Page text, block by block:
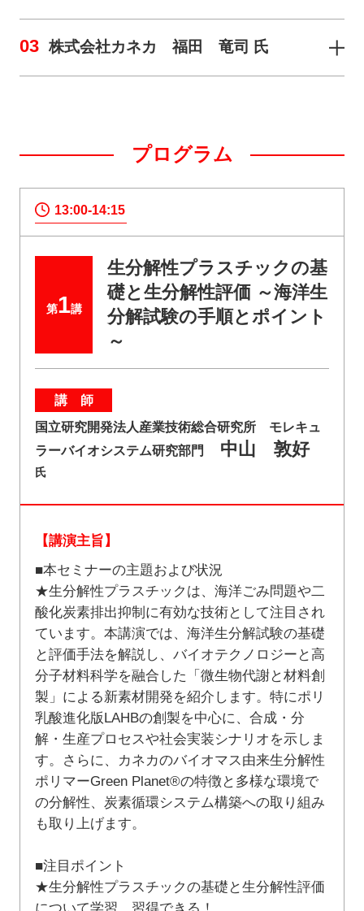
03 株式会社カネカ 福田 竜司 氏
プログラム
13:00-14:15
第1講
生分解性プラスチックの基
礎と生分解性評価 ～海洋生
分解試験の手順とポイント
～
講 師
国立研究開発法人産業技術総合研究所 モレキュ
ラーバイオシステム研究部門
中山 敦好
氏
【講演主旨】
■本セミナーの主題および状況
★生分解性プラスチックは、海洋ごみ問題や二
酸化炭素排出抑制に有効な技術として注目され
ています。本講演では、海洋生分解試験の基礎
と評価手法を解説し、バイオテクノロジーと高
分子材料科学を融合した「微生物代謝と材料創
製」による新素材開発を紹介します。特にポリ
乳酸進化版LAHBの創製を中心に、合成・分
解・生産プロセスや社会実装シナリオを示しま
す。さらに、カネカのバイオマス由来生分解性
ポリマーGreen Planet®の特徴と多様な環境で
の分解性、炭素循環システム構築への取り組み
も取り上げます。
■注目ポイント
★生分解性プラスチックの基礎と生分解性評価